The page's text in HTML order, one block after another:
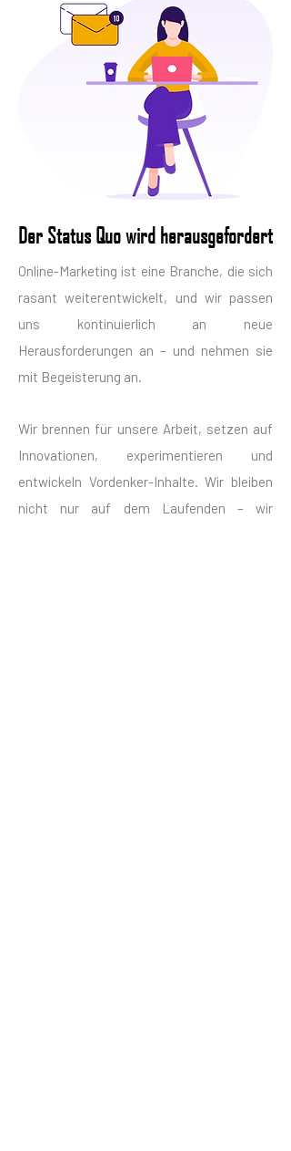
Der Status Quo wird herausgefordert
Online-Marketing ist eine Branche, die sich
rasant weiterentwickelt, und wir passen
uns kontinuierlich an neue
Herausforderungen an – und nehmen sie
mit Begeisterung an.
Wir brennen für unsere Arbeit, setzen auf
Innovationen, experimentieren und
entwickeln Vordenker-Inhalte. Wir bleiben
nicht nur auf dem Laufenden – wir